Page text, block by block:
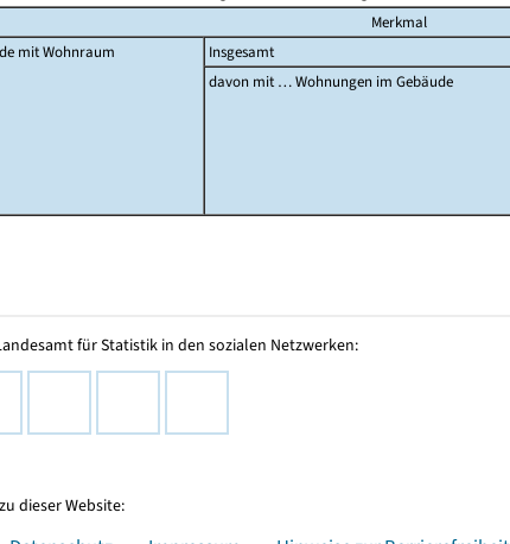
Merkmal
mit Wohnraum
Insgesamt
davon mit … Wohnungen im Gebäude
für Statistik in den sozialen Netzwerken:
dieser Website: